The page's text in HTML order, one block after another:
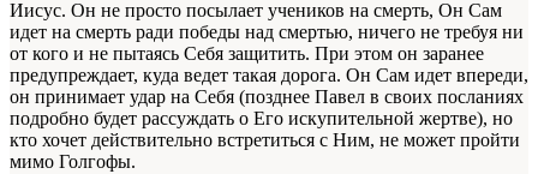
Иисус. Он не просто посылает учеников на смерть, Он Сам
идет на смерть ради победы над смертью, ничего не требуя ни
от кого и не пытаясь Себя защитить. При этом он заранее
предупреждает, куда ведет такая дорога. Он Сам идет впереди,
он принимает удар на Себя (позднее Павел в своих посланиях
подробно будет рассуждать о Его искупительной жертве), но
кто хочет действительно встретиться с Ним, не может пройти
мимо Голгофы.